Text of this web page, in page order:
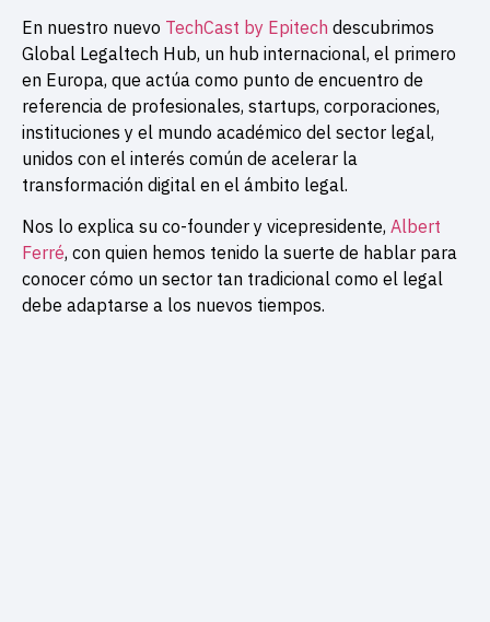
En nuestro nuevo TechCast by Epitech descubrimos
Global Legaltech Hub, un hub internacional, el primero
en Europa, que actúa como punto de encuentro de
referencia de profesionales, startups, corporaciones,
instituciones y el mundo académico del sector legal,
unidos con el interés común de acelerar la
transformación digital en el ámbito legal.
Nos lo explica su co-founder y vicepresidente, Albert
Ferré, con quien hemos tenido la suerte de hablar para
conocer cómo un sector tan tradicional como el legal
debe adaptarse a los nuevos tiempos.